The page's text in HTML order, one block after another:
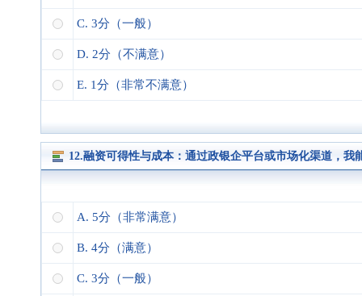
C. 3分（一般）
D. 2分（不满意）
E. 1分（非常不满意）
12.融资可得性与成本：通过政银企平台或市场化渠道，
A. 5分（非常满意）
B. 4分（满意）
C. 3分（一般）